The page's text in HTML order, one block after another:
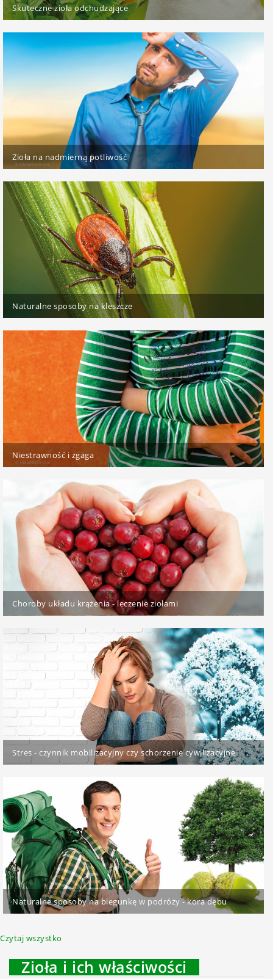
Skuteczne zioła odchudzające
Zioła na nadmierną potliwość
Naturalne sposoby na kleszcze
Niestrawność i zgaga
Choroby układu krążenia - leczenie ziołami
Stres - czynnik mobilizacyjny czy schorzenie cywilizacyjne
Naturalne sposoby na biegunkę w podróży - kora dębu
Czytaj wszystko
Zioła i ich właściwości